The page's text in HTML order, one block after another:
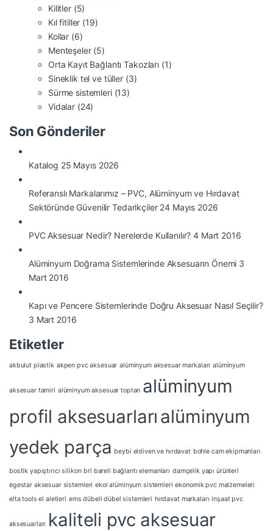
Kilitler (5)
Kıl fitiller (19)
Kollar (6)
Menteşeler (5)
Orta Kayıt Bağlantı Takozları (1)
Sineklik tel ve tüller (3)
Sürme sistemleri (13)
Vidalar (24)
Son Gönderiler
Katalog 25 Mayıs 2026
Referanslı Markalarımız – PVC, Alüminyum ve Hırdavat
Sektöründe Güvenilir Tedarikçiler 24 Mayıs 2026
PVC Aksesuar Nedir? Nerelerde Kullanılır? 4 Mart 2016
Alüminyum Doğrama Sistemlerinde Aksesuarın Önemi 3
Mart 2016
Kapı ve Pencere Sistemlerinde Doğru Aksesuar Nasıl Seçilir?
3 Mart 2016
Etiketler
akbulut plastik akpen pvc aksesuar alüminyum aksesuar markaları alüminyum
aksesuar tamiri alüminyum aksesuar toptan alüminyum
profil aksesuarları alüminyum
yedek parça beybi eldiven ve hırdavat bohle cam ekipmanları
bostik yapıştırıcı silikon brl barell bağlantı elemanları damçelik yapı ürünleri
egestar aksesuar sistemleri ekol alüminyum sistemleri ekonomik pvc malzemeleri
elta tools el aletleri ems dübell dübel sistemleri hırdavat markaları inşaat pvc
aksesuarları kaliteli pvc aksesuar